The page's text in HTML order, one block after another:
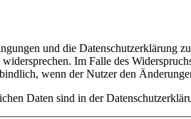
und die Datenschutzerklärung
Im Falle des
wenn der Nutzer den
Daten sind in der